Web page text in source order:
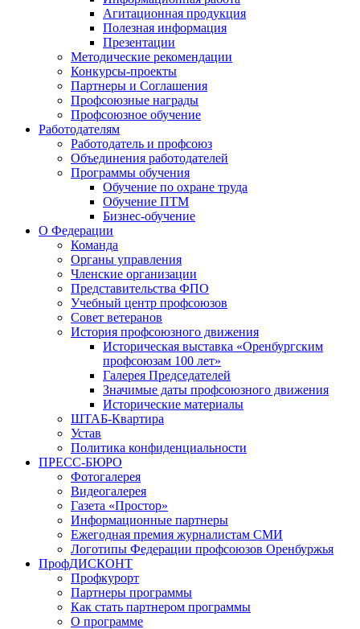
Агитационная продукция
Полезная информация
Презентации
Методические рекомендации
Конкурсы-проекты
Партнеры и Соглашения
Профсоюзные награды
Профсоюзное обучение
Работодателям
Работодатель и профсоюз
Объединения работодателей
Программы обучения
Обучение по охране труда
Обучение ПТМ
Бизнес-обучение
О Федерации
Команда
Органы управления
Членские организации
Представительства ФПО
Учебный центр профсоюзов
Совет ветеранов
История профсоюзного движения
Историческая выставка «Оренбургским
профсоюзам 100 лет»
Галерея Председателей
Значимые даты профсоюзного движения
Исторические материалы
ШТАБ-Квартира
Устав
Политика конфиденциальности
ПРЕСС-БЮРО
Фотогалерея
Видеогалерея
Газета «Простор»
Информационные партнеры
Ежегодная премия журналистам СМИ
Логотипы Федерации профсоюзов Оренбуржья
ПрофДИСКОНТ
Профкурорт
Партнеры программы
Как стать партнером программы
О программе